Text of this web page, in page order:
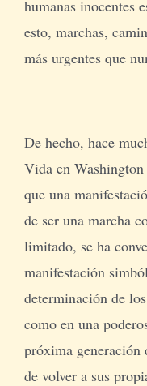
humanas inocentes
esto, marchas,
más urgentes que
De hecho, hace
Vida en
que una
de ser una marcha
limitado, se ha
manifestación
determinación de
como en una
próxima generación
de volver a sus